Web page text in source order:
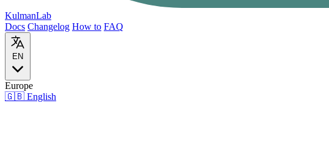
KulmanLab
Docs Changelog How to FAQ
EN
Europe
🇬🇧 English